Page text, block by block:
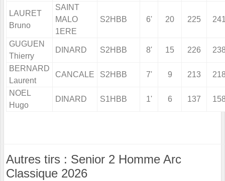
LAURET
Bruno
SAINT
MALO
1ERE
S2HBB 6' 20 225
GUGUEN
Thierry
DINARD S2HBB 8' 15 226
BERNARD
Laurent
CANCALE S2HBB 7' 9 213
NOEL
Hugo
DINARD S1HBB 1' 6 137
Autres tirs : Senior 2 Homme Arc
Classique 2026